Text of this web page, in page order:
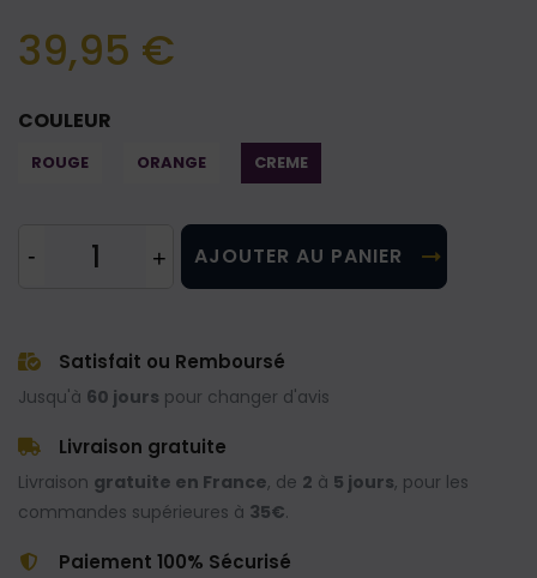
39,95 €
COULEUR
ROUGE ORANGE CREME
AJOUTER AU PANIER
Satisfait ou Remboursé
Jusqu'à 60 jours pour changer d'avis
Livraison gratuite
Livraison gratuite en France, de 2 à 5 jours, pour les
commandes supérieures à 35€.
Paiement 100% Sécurisé